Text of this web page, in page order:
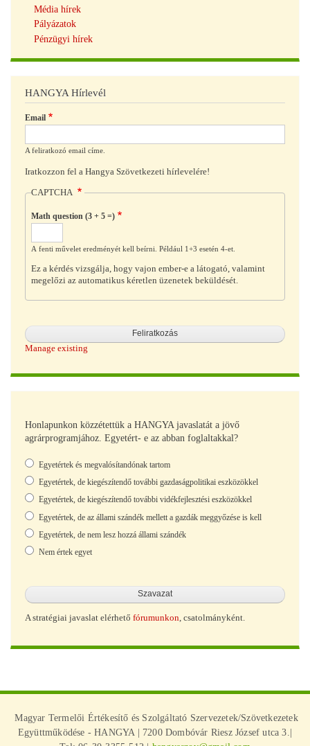
Média hírek
Pályázatok
Pénzügyi hírek
HANGYA Hírlevél
Email
A feliratkozó email címe.
Iratkozzon fel a Hangya Szövetkezeti hírlevelére!
CAPTCHA
Math question (3 + 5 =)
A fenti művelet eredményét kell beírni. Például 1+3 esetén 4-et.
Ez a kérdés vizsgálja, hogy vajon ember-e a látogató, valamint
megelőzi az automatikus kéretlen üzenetek beküldését.
Manage existing
Honlapunkon közzétettük a HANGYA javaslatát a jövő
agrárprogramjához. Egyetért- e az abban foglaltakkal?
Választások
Egyetértek és megvalósítandónak tartom
Egyetértek, de kiegészítendő további gazdaságpolitikai eszközökkel
Egyetértek, de kiegészítendő további vidékfejlesztési eszközökkel
Egyetértek, de az állami szándék mellett a gazdák meggyőzése is kell
Egyetértek, de nem lesz hozzá állami szándék
Nem értek egyet
A stratégiai javaslat elérhető fórumunkon, csatolmányként.
Magyar Termelői Értékesítő és Szolgáltató Szervezetek/Szövetkezetek
Együttműködése - HANGYA | 7200 Dombóvár Riesz József utca 3.|